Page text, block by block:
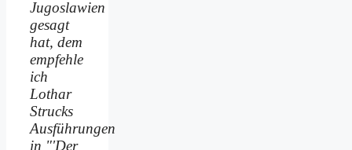
Jugoslawien
gesagt
hat, dem
empfehle
ich
Lothar
Strucks
Ausführungen
in "'Der